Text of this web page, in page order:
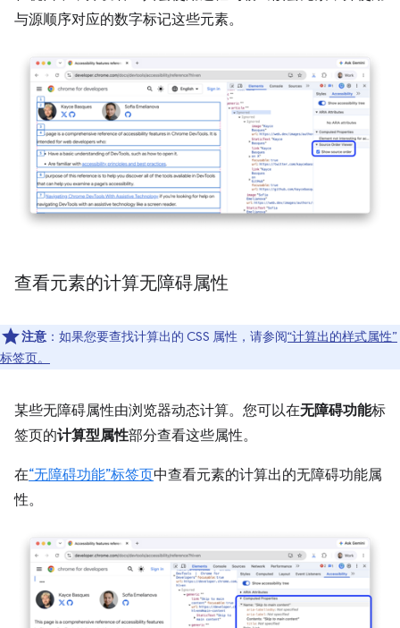
与源顺序对应的数字标记这些元素。
查看元素的计算无障碍属性
注意 ：如果您要查找计算出的 CSS 属性，请参阅“计算出的样式属性”
标签页。
某些无障碍属性由浏览器动态计算。您可以在无障碍功能标
签页的计算型属性部分查看这些属性。
在“无障碍功能”标签页中查看元素的计算出的无障碍功能属
性。